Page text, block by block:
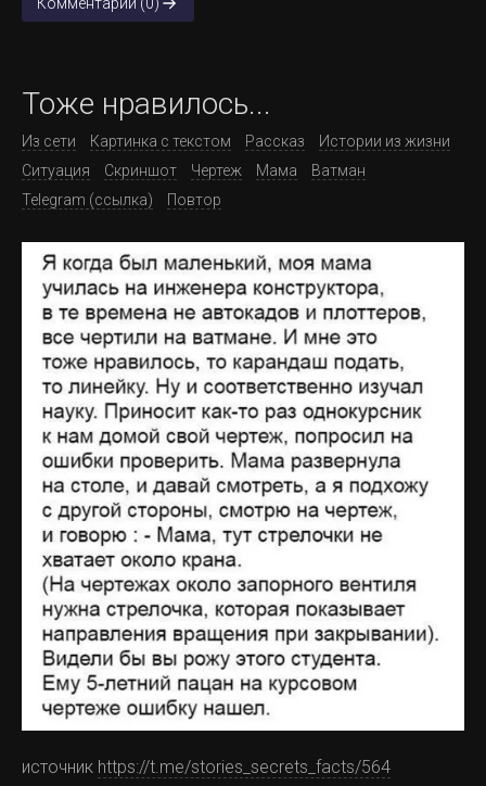
Тоже нравилось...
Из сети Картинка с текстом Рассказ
Истории из жизни
Ситуация
Скриншот Чертеж Мама
Ватман
Telegram (ссылка)
Повтор
источник https://t.me/stories_secrets_facts/564